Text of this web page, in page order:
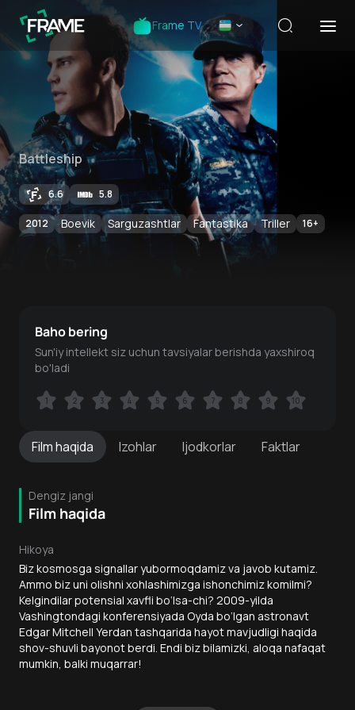
Frame TV
Battleship
6.6 5.8
2012 Boevik Sarguzashtlar Fantastika Triller 16+
Filmhaqida Izohlar Ijodkorlar Faktlar
Dengiz jangi
Film haqida
Hikoya
Biz kosmosga signallar yubormoqdamiz va javob kutamiz.
Ammo biz uni olishni xohlashimizga ishonchimiz komilmi?
Kelgindilar potensial xavfli bo‘lsa-chi? 2009-yilda
Vashingtondagi konferensiyada Oyda bo‘lgan astronavt
Edgar Mitchell Yerdan tashqarida hayot mavjudligi haqida
shov-shuvli bayonot berdi. Endi biz bilamizki, aloqa nafaqat
mumkin, balki muqarrar!
Baho bering
Sun'iy intellekt siz uchun tavsiyalar berishda yaxshiroq
bo'ladi
1 2 3 4 5 6 7 8 9 10
1 2 3 4 5 6 7 8 9 10